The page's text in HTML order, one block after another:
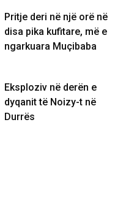
Pritje deri në një orë në
disa pika kufitare, më e
ngarkuara Muçibaba
Eksploziv në derën e
dyqanit të Noizy-t në
Durrës